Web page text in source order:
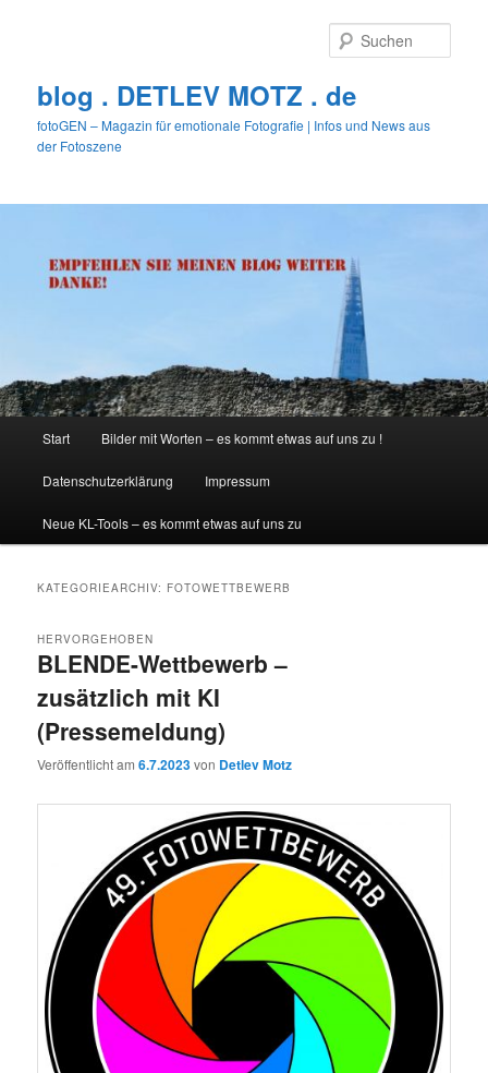
blog . DETLEV MOTZ . de
fotoGEN – Magazin für emotionale Fotografie | Infos und News aus
der Fotoszene
Start Bilder mit Worten – es kommt etwas auf uns zu !
Datenschutzerklärung Impressum
Neue KL-Tools – es kommt etwas auf uns zu
KATEGORIEARCHIV: FOTOWETTBEWERB
BLENDE-Wettbewerb –
zusätzlich mit KI
(Pressemeldung)
HERVORGEHOBEN
Veröffentlicht am6.7.2023von Detlev Motz